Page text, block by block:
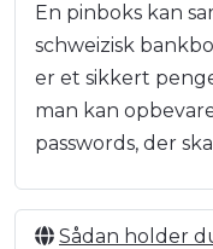
En pinboks kan
schweizisk
er et sikkert
man kan
passwords, der
Sådan holder